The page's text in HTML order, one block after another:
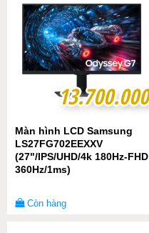
13.700.000
13.700.000
Màn hình LCD Samsung
LS27FG702EEXXV
(27"/IPS/UHD/4k 180Hz-FHD
360Hz/1ms)
Còn hàng